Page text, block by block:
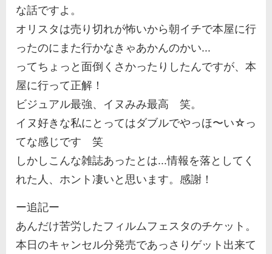
な話ですよ。
オリスタは売り切れが怖いから朝イチで本屋に行
ったのにまた行かなきゃあかんのかい...
ってちょっと面倒くさかったりしたんですが、本
屋に行って正解！
ビジュアル最強、イヌみみ最高 笑。
イヌ好きな私にとってはダブルでやっほ〜い☆っ
てな感じです 笑
しかしこんな雑誌あったとは...情報を落としてく
れた人、ホント凄いと思います。感謝！
ー追記ー
あんだけ苦労したフィルムフェスタのチケット。
本日のキャンセル分発売であっさりゲット出来て